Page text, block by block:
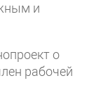
и
о
рабочей